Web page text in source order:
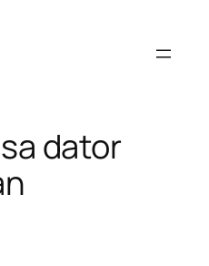
dator